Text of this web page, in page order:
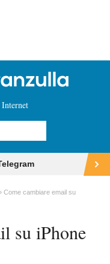
Internet
Come cambiare email su
su iPhone